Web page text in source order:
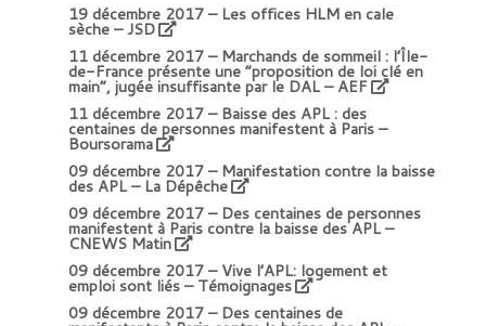
19 décembre 2017 –Les offices HLM en cale
sèche – JSD
11 décembre 2017 –Marchands de sommeil : l’Île-
de-France présente une “proposition de loi clé en
main”, jugée insuffisante par le DAL– AEF
11 décembre 2017 –Baisse des APL : des
centaines de personnes manifestent à Paris–
Boursorama
09 décembre 2017 –Manifestation contre la baisse
des APL– La Dépêche
09 décembre 2017 –Des centaines de personnes
manifestent à Paris contre la baisse des APL–
CNEWS Matin
09 décembre 2017 –Vive l’APL: logement et
emploi sont liés – Témoignages
09 décembre 2017 –Des centaines de